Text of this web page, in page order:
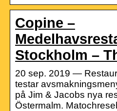
Copine –
Stockholm –
20 sep. 2019 —
testar
på Jim & Jacobs nya
Östermalm.